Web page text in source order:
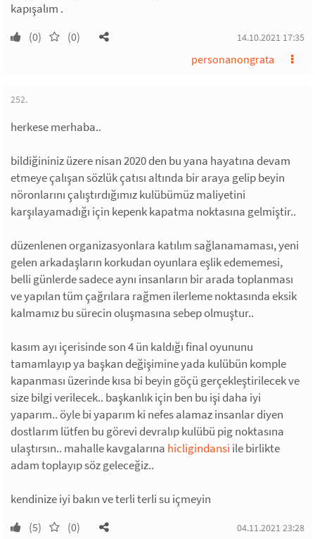
kapışalım .
(0) (0) 14.10.2021 17:35
personanongrata
252.
herkese merhaba..
bildiğininiz üzere nisan 2020 den bu yana hayatına devam
etmeye çalışan sözlük çatısı altında bir araya gelip beyin
nöronlarını çalıştırdığımız kulübümüz maliyetini
karşılayamadığı için kepenk kapatma noktasına gelmiştir..
düzenlenen organizasyonlara katılım sağlanamaması, yeni
gelen arkadaşların korkudan oyunlara eşlik edememesi,
belli günlerde sadece aynı insanların bir arada toplanması
ve yapılan tüm çağrılara rağmen ilerleme noktasında eksik
kalmamız bu sürecin oluşmasına sebep olmuştur..
kasım ayı içerisinde son 4 ün kaldığı final oyununu
tamamlayıp ya başkan değişimine yada kulübün komple
kapanması üzerinde kısa bi beyin göçü gerçekleştirilecek ve
size bilgi verilecek.. başkanlık için ben bu işi daha iyi
yaparım.. öyle bi yaparım ki nefes alamaz insanlar diyen
dostlarım lütfen bu görevi devralıp kulübü pig noktasına
ulaştırsın.. mahalle kavgalarına hicligindansi ile birlikte
adam toplayıp söz geleceğiz..
kendinize iyi bakın ve terli terli su içmeyin
(5) (0) 04.11.2021 23:28